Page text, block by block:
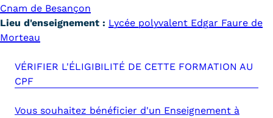
Cnam de Besançon
Lieu d'enseignement : Lycée polyvalent Edgar Faure de
Morteau
VÉRIFIER L'ÉLIGIBILITÉ DE CETTE FORMATION AU
CPF
Vous souhaitez bénéficier d'un Enseignement à